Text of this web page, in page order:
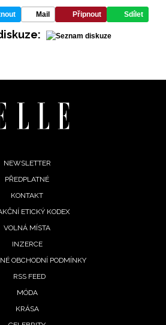
Mail Připnout Sdílet
NEWSLETTER
PŘEDPLATNÉ
KONTAKT
ETICKÝ KODEX
VOLNÁ MÍSTA
INZERCE
OBCHODNÍ PODMÍNKY
RSS FEED
MÓDA
KRÁSA